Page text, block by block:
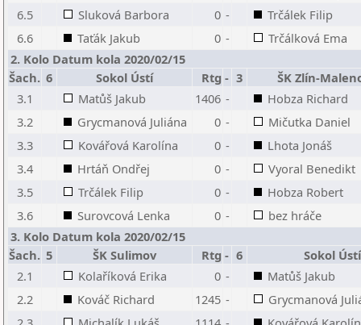
6.5
Sluková Barbora 0 -
Trčálek Filip
6.6
Taťák Jakub 0 -
Trčálková Ema
2. Kolo Datum kola 2020/02/15
Šach. 6 Sokol Ústí Rtg - 3
ŠK Zlín-
3.1
Matůš Jakub 1406 -
Hobza Richard
3.2
Grycmanová Juliána 0 -
Mičutka Daniel
3.3
Kovářová Karolína 0 -
Lhota Jonáš
3.4
Hrtáň Ondřej 0 -
Vyoral Benedikt
3.5
Trčálek Filip 0 -
Hobza Robert
3.6
Surovcová Lenka 0 -
bez hráče
3. Kolo Datum kola 2020/02/15
Šach. 5 ŠK Sulimov Rtg - 6
Sokol Ústí
2.1
Kolaříková Erika 0 -
Matůš Jakub
2.2
Kováč Richard 1245 -
Grycmanová